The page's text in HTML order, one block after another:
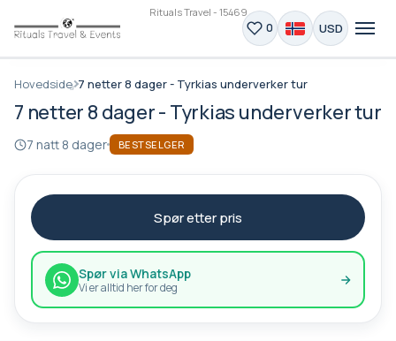
Rituals Travel - 15469
0 USD
Hovedside 7 netter 8 dager - Tyrkias underverker tur
7 netter 8 dager - Tyrkias underverker tur
7 natt 8 dager BESTSELGER
Spør etter pris
Spør via WhatsApp
Vi er alltid her for deg